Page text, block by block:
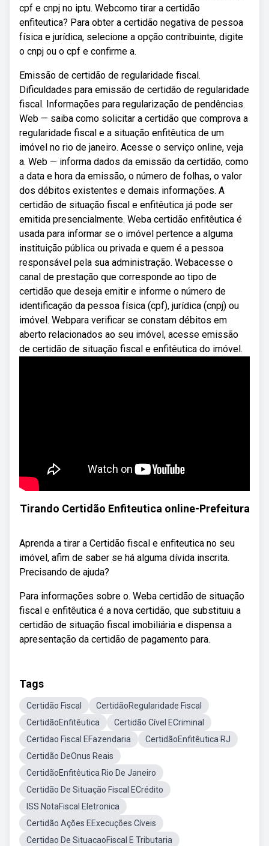
cpf e cnpj no iptu. Webcomo tirar a certidão
enfiteutica? Para obter a certidão negativa de pessoa
física e jurídica, selecione a opção contribuinte, digite
o cnpj ou o cpf e confirme a.
Emissão de certidão de regularidade fiscal.
Dificuldades para emissão de certidão de regularidade
fiscal. Informações para regularização de pendências.
Web — saiba como solicitar a certidão que comprova a
regularidade fiscal e a situação enfitêutica de um
imóvel no rio de janeiro. Acesse o serviço online, veja
a. Web — informa dados da emissão da certidão, como
a data e hora da emissão, o número de folhas, o valor
dos débitos existentes e demais informações. A
certidão de situação fiscal e enfitêutica já pode ser
emitida presencialmente. Weba certidão enfitêutica é
usada para informar se o imóvel pertence a alguma
instituição pública ou privada e quem é a pessoa
responsável pela sua administração. Webacesse o
canal de prestação que corresponde ao tipo de
certidão que deseja emitir e informe o número de
identificação da pessoa física (cpf), jurídica (cnpj) ou
imóvel. Webpara verificar se constam débitos em
aberto relacionados ao seu imóvel, acesse emissão
de certidão de situação fiscal e enfitêutica do imóvel.
Tirando Certidão Enfiteutica online-Prefeitura
Aprenda a tirar a Certidão fiscal e enfiteutica no seu
imóvel, afim de saber se há alguma dívida inscrita.
Precisando de ajuda?
Para informações sobre o. Weba certidão de situação
fiscal e enfitêutica é a nova certidão, que substituiu a
certidão de situação fiscal imobiliária e dispensa a
apresentação da certidão de pagamento para.
Tags
Certidão Fiscal
CertidãoRegularidade Fiscal
CertidãoEnfitêutica
Certidão Cível ECriminal
Certidao Fiscal EFazendaria
CertidãoEnfitêutica RJ
Certidão DeOnus Reais
CertidãoEnfitêutica Rio De Janeiro
Certidão De Situação Fiscal ECrédito
ISS NotaFiscal Eletronica
Certidão Ações EExecuções Cíveis
Certidao De SituacaoFiscal E Tributaria